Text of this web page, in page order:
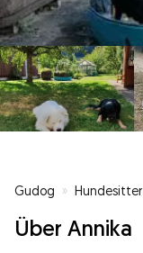
Gudog » Hundesitter
Über Annika